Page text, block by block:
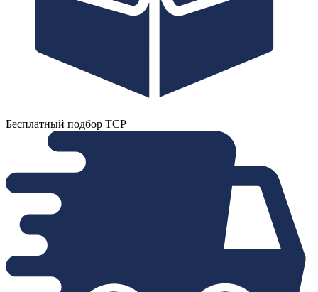
Бесплатный подбор ТСР